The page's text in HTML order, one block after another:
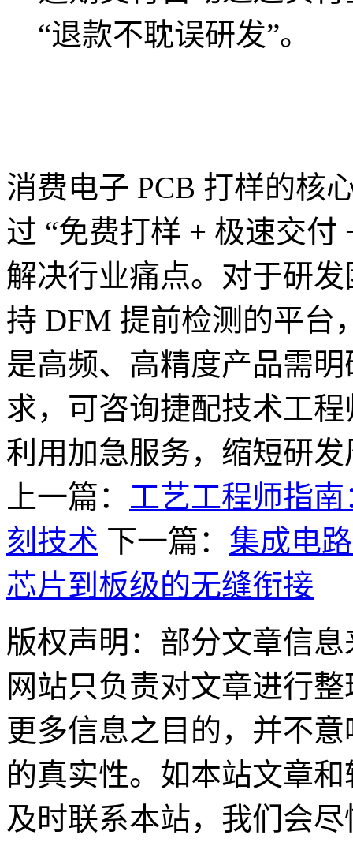
“退款不耽误研发”。
消费电子 PCB 打样的核
过 “免费打样 + 极速交
解决行业痛点。对于研
持 DFM 提前检测的平台
是高频、高精度产品需
求，可咨询捷配技术工
利用加急服务，缩短研
上一篇： 工艺工程师指
刻技术 下一篇： 集成电
芯片到板级的无缝衔接
版权声明：部分文章信
网站只负责对文章进行
更多信息之目的，并不
的真实性。如本站文章
及时联系本站，我们会